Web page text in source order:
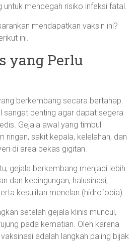
untuk mencegah risiko infeksi fatal.
mendapatkan vaksin ini?
ini.
yang Perlu
berkembang secara bertahap.
sangat penting agar dapat segera
Gejala awal yang timbul
ringan, sakit kepala, kelelahan, dan
di area bekas gigitan.
gejala berkembang menjadi lebih
dan kebingungan, halusinasi,
kesulitan menelan (hidrofobia).
setelah gejala klinis muncul,
pada kematian. Oleh karena
adalah langkah paling bijak